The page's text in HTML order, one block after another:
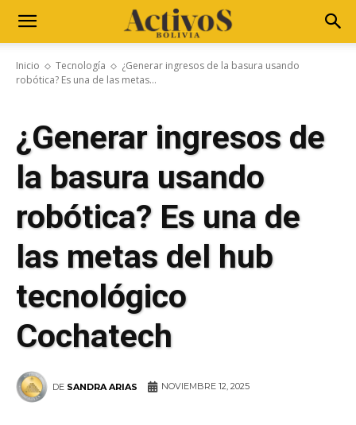
Inicio Tecnología
¿Generar ingresos de la basura usando
robótica? Es una de las metas...
¿Generar ingresos de
la basura usando
robótica? Es una de
las metas del hub
tecnológico
Cochatech
DE SANDRA ARIAS NOVIEMBRE 12, 2025